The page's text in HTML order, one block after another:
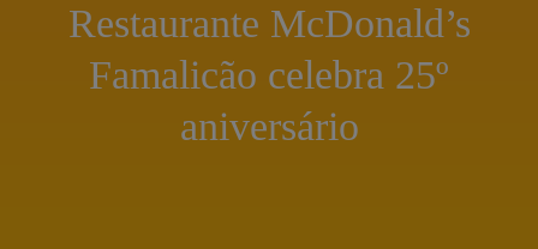
Restaurante McDonald’s
Famalicão celebra 25º
aniversário